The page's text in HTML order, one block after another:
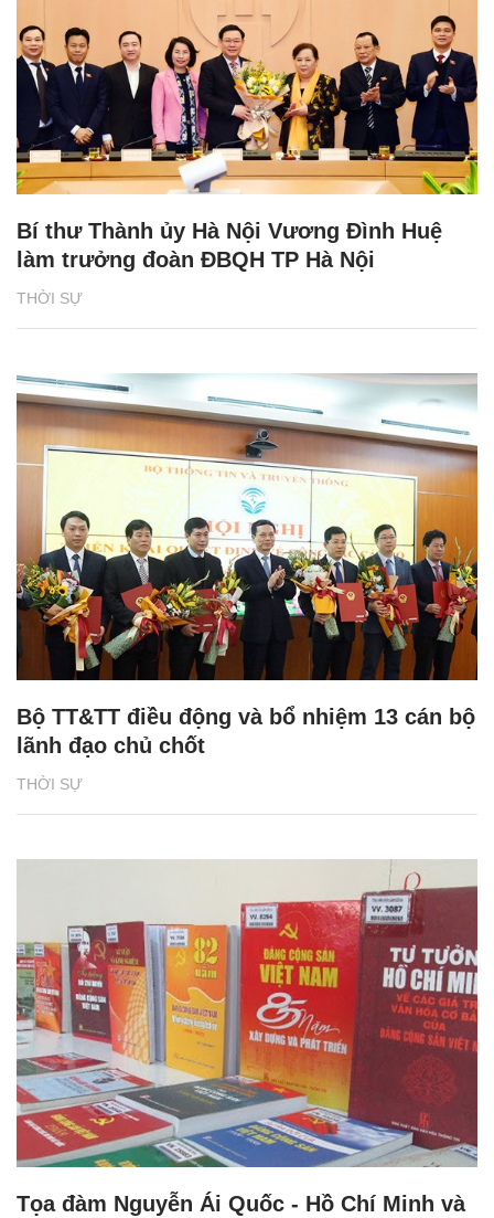
THỜI SỰ
Bí thư Thành ủy Hà Nội Vương Đình Huệ
làm trưởng đoàn ĐBQH TP Hà Nội
THỜI SỰ
Bộ TT&TT điều động và bổ nhiệm 13 cán bộ
lãnh đạo chủ chốt
Tọa đàm Nguyễn Ái Quốc - Hồ Chí Minh và